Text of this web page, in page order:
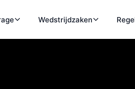
Wedstrijdzaken